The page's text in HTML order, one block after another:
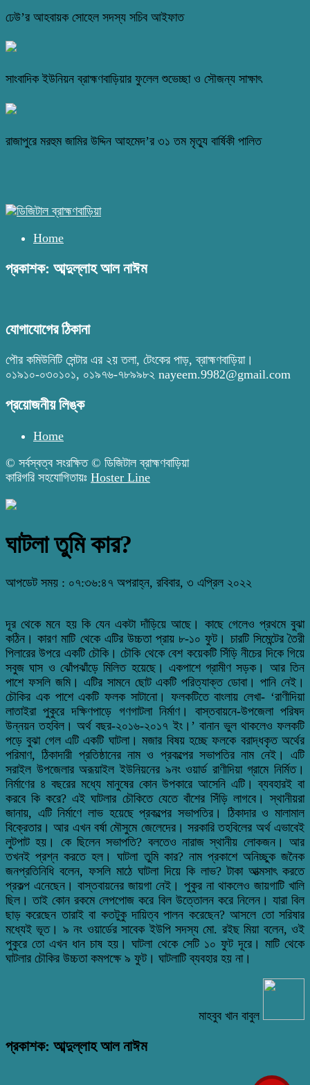
ঢেউ’র আহবায়ক সোহেল সদস্য সচিব আইফাত
সাংবাদিক ইউনিয়ন ব্রাহ্মণবাড়িয়ার ফুলেল শুভেচ্ছা ও সৌজন্য সাক্ষাৎ
রাজাপুরে মরহুম জামির উদ্দিন আহমেদ’র ৩১ তম মৃত্যু বার্ষিকী পালিত
Home
প্রকাশক: আব্দুল্লাহ আল নাঈম
যোগাযোগের ঠিকানা
পৌর কমিউনিটি সেন্টার এর ২য় তলা, টেংকের পাড়, ব্রাহ্মণবাড়িয়া।
০১৯১০-০৩০১০১, ০১৯৭৬-৭৮৯৯৮২ nayeem.9982@gmail.com
প্রয়োজনীয় লিঙ্ক
Home
© সর্বস্বত্ব সংরক্ষিত © ডিজিটাল ব্রাহ্মণবাড়িয়া
কারিগরি সহযোগিতায়ঃ Hoster Line
ঘাটলা তুমি কার?
আপডেট সময় : ০৭:৩৬:৪৭ অপরাহ্ন, রবিবার, ৩ এপ্রিল ২০২২
দূর থেকে মনে হয় কি যেন একটা দাঁড়িয়ে আছে। কাছে গেলেও প্রথমে বুঝা
কঠিন। কারণ মাটি থেকে এটির উচ্চতা প্রায় ৮-১০ ফুট। চারটি সিমেন্টের তৈরী
পিলারের উপরে একটি চৌকি। চৌকি থেকে বেশ কয়েকটি সিঁড়ি নীচের দিকে গিয়ে
সবুজ ঘাস ও ঝোঁপঝাঁড়ে মিলিত হয়েছে। একপাশে গ্রামীণ সড়ক। আর তিন
পাশে ফসলি জমি। এটির সামনে ছোট একটি পরিত্যাক্ত ডোবা। পানি নেই।
চৌকির এক পাশে একটি ফলক সাটানো। ফলকটিতে বাংলায় লেখা- ‘রাণীদিয়া
লাতাইরা পুকুরে দক্ষিণপাড়ে গণগাটলা নির্মাণ। বাস্তবায়নে-উপজেলা পরিষদ
উন্নয়ন তহবিল। অর্থ বছর-২০১৬-২০১৭ ইং।’ বানান ভুল থাকলেও ফলকটি
পড়ে বুঝা গেল এটি একটি ঘাটলা। মজার বিষয় হচ্ছে ফলকে বরাদ্ধকৃত অর্থের
পরিমাণ, ঠিকাদারী প্রতিষ্ঠানের নাম ও প্রকল্পের সভাপতির নাম নেই। এটি
সরাইল উপজেলার অরূয়াইল ইউনিয়নের ৯নং ওয়ার্ড রাণীদিয়া গ্রামে নির্মিত।
নির্মাণের ৪ বছরের মধ্যে মানুষের কোন উপকারে আসেনি এটি। ব্যবহারই বা
করবে কি করে? এই ঘাটলার চৌকিতে যেতে বাঁশের সিঁড়ি লাগবে। স্থানীয়রা
জানায়, এটি নির্মাণে লাভ হয়েছে প্রকল্পের সভাপতির। ঠিকাদার ও মালামাল
বিক্রেতার। আর এখন বর্ষা মৌসুমে জেলেদের। সরকারি তহবিলের অর্থ এভাবেই
লুটপাট হয়। কে ছিলেন সভাপতি? বলতেও নারাজ স্থানীয় লোকজন। আর
তখনই প্রশ্ন করতে হল। ঘাটলা তুমি কার? নাম প্রকাশে অনিচ্ছুক জনৈক
জনপ্রতিনিধি বলেন, ফসলি মাঠে ঘাটলা দিয়ে কি লাভ? টাকা আত্মসাৎ করতে
প্রকল্প এনেছেন। বাস্তবায়নের জায়গা নেই। পুকুর না থাকলেও জায়গাটি খালি
ছিল। তাই কোন রকমে লেপপোজ করে বিল উত্তোলন করে নিলেন। যারা বিল
ছাড় করেছেন তারাই বা কতটুকু দায়িত্ব পালন করেছেন? আসলে তো সরিষার
মধ্যেই ভূত। ৯ নং ওয়ার্ডের সাবেক ইউপি সদস্য মো. রইছ মিয়া বলেন, ওই
পুকুরে তো এখন ধান চাষ হয়। ঘাটলা থেকে সেটি ১০ ফুট দূরে। মাটি থেকে
ঘাটলার চৌকির উচ্চতা কমপক্ষে ৯ ফুট। ঘাটলাটি ব্যবহার হয় না।
মাহবুব খান বাবুল
প্রকাশক: আব্দুল্লাহ আল নাঈম